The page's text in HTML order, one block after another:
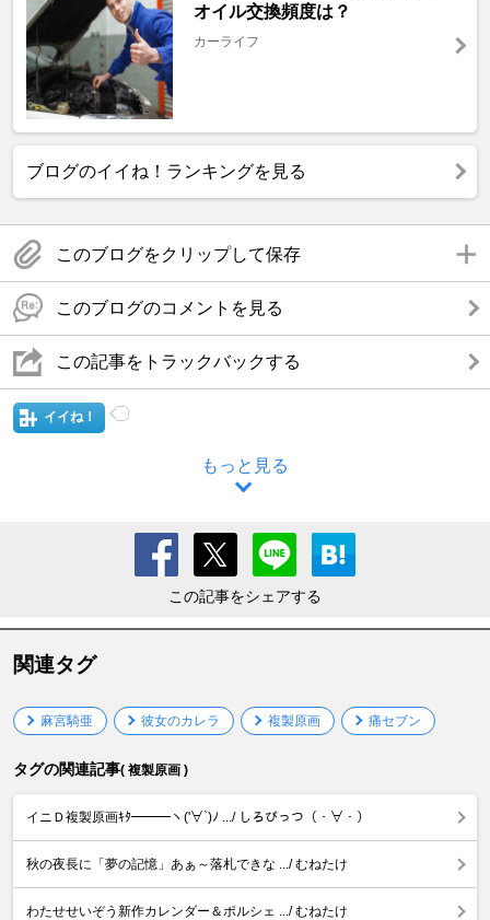
オイル交換頻度は？
カーライフ
ブログのイイね！ランキングを見る
このブログをクリップして保存
このブログのコメントを見る
この記事をトラックバックする
イイね！
もっと見る
この記事をシェアする
関連タグ
麻宮騎亜 彼女のカレラ 複製原画 痛セブン
タグの関連記事( 複製原画 )
イニＤ複製原画ｷﾀ━━━ヽ('∀`)ﾉ .../ しろびっつ（・∀・）
秋の夜長に「夢の記憶」あぁ～落札できな .../ むねたけ
わたせせいぞう新作カレンダー＆ポルシェ .../ むねたけ